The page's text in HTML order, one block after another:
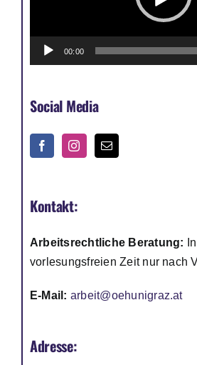
Jobs
00:00
Social Media
Kontakt:
Arbeitsrechtliche Beratung:
vorlesungsfreien Zeit nur nach
E-Mail: arbeit@oehunigraz.at
Adresse: